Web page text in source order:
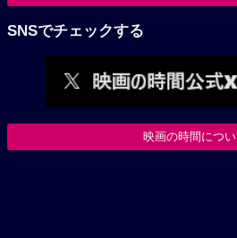
SNSでチェックする
映画の時間につ